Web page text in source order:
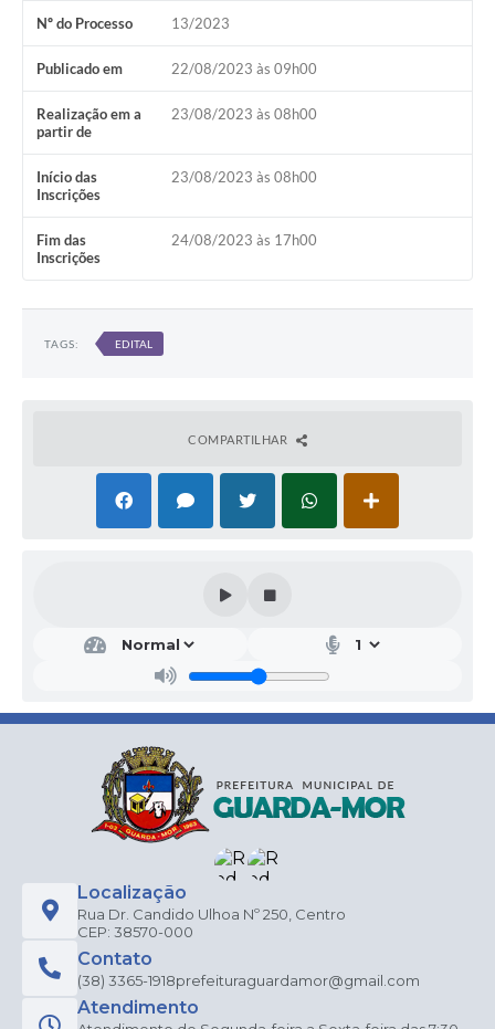
Nº do Processo 13/2023
Publicado em 22/08/2023 às 09h00
Realização em a
partir de
23/08/2023 às 08h00
Início das
Inscrições
23/08/2023 às 08h00
Fim das
Inscrições
24/08/2023 às 17h00
TAGS: EDITAL
COMPARTILHAR
Localização
Rua Dr. Candido Ulhoa Nº 250, Centro
CEP: 38570-000
Contato
(38) 3365-1918prefeituraguardamor@gmail.com
Atendimento